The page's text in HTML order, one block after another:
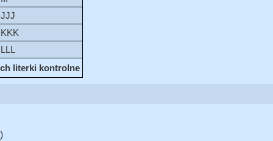
JJJ
KKK
LLL
literki kontrolne